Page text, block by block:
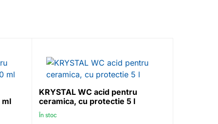
ml
KRYSTAL WC acid pentru
ceramica, cu protectie 5 l
În stoc